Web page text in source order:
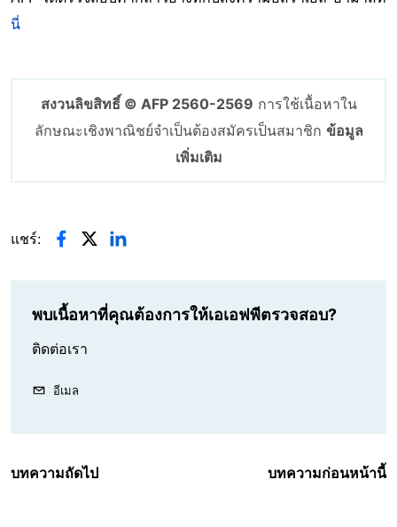
นี่
สงวนลิขสิทธิ์ © AFP 2560-2569 การใช้เนื้อหาใน
ลักษณะเชิงพาณิชย์จำเป็นต้องสมัครเป็นสมาชิก ข้อมูล
เพิ่มเติม
แชร์:
พบเนื้อหาที่คุณต้องการให้เอเอฟพีตรวจสอบ?
ติดต่อเรา
อีเมล
บทความถัดไป บทความก่อนหน้านี้